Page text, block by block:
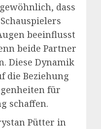
dass
beeinflusst
beide Partner
Diese Dynamik
die Beziehung
für
schaffen.
Pütter in